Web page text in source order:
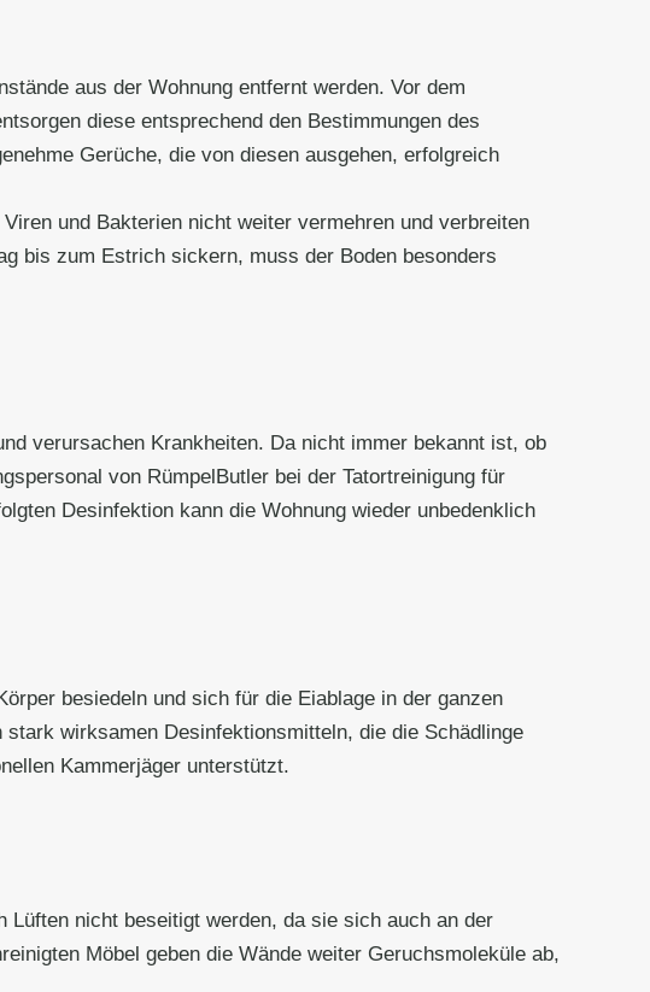
aus der Wohnung entfernt werden. Vor dem
diese entsprechend den Bestimmungen des
Gerüche, die von diesen ausgehen, erfolgreich
und Bakterien nicht weiter vermehren und verbreiten
bis zum Estrich sickern, muss der Boden besonders
verursachen Krankheiten. Da nicht immer bekannt ist, ob
von RümpelButler bei der Tatortreinigung für
Desinfektion kann die Wohnung wieder unbedenklich
besiedeln und sich für die Eiablage in der ganzen
wirksamen Desinfektionsmitteln, die die Schädlinge
Kammerjäger unterstützt.
Lüften nicht beseitigt werden, da sie sich auch an der
Möbel geben die Wände weiter Geruchsmoleküle ab,